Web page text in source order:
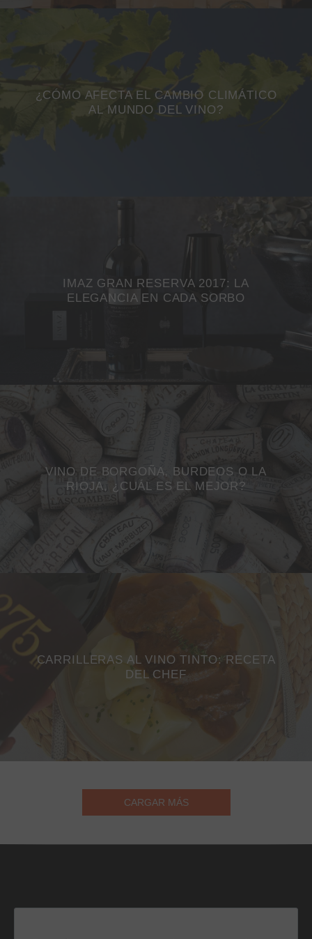
¿CÓMO AFECTA EL CAMBIO CLIMÁTICO
AL MUNDO DEL VINO?
IMAZ GRAN RESERVA 2017: LA
ELEGANCIA EN CADA SORBO
VINO DE BORGOÑA, BURDEOS O LA
RIOJA, ¿CUÁL ES EL MEJOR?
CARRILLERAS AL VINO TINTO: RECETA
DEL CHEF
CARGAR MÁS